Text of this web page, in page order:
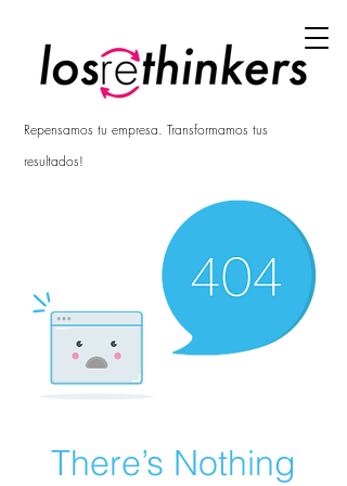
Repensamos tu empresa. Transformamos tus
resultados!
There’s Nothing